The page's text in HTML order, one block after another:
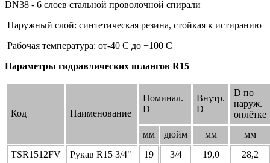
DN38 - 6 слоев стальной проволочной спирали
Наружный слой: синтетическая резина, стойкая к истиранию
Рабочая температура: от-40 С до +100 С
Параметры гидравлических шлангов R15
Код Наименование
Номинал.
D
Внутр.
D
D по
наруж.
оплётке
мм
дюйм мм
мм
TSR1512FV
Рукав R15 3/4" 19 3/4 19,0
28,2